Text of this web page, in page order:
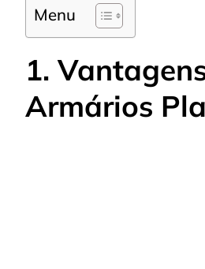
Menu
1.
Armários